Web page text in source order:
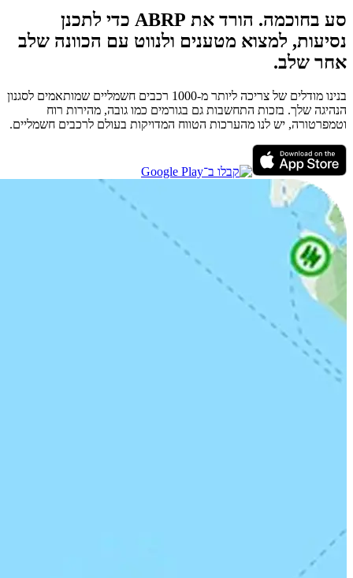
סע בחוכמה. הורד את ABRP כדי לתכנן
נסיעות, למצוא מטענים ולנווט עם הכוונה שלב
אחר שלב.
בנינו מודלים של צריכה ליותר מ-1000 רכבים חשמליים שמותאמים לסגנון
הנהיגה שלך. בזכות התחשבות גם בגורמים כמו גובה, מהירות רוח
וטמפרטורה, יש לנו מהערכות הטווח המדויקות בעולם לרכבים חשמליים.